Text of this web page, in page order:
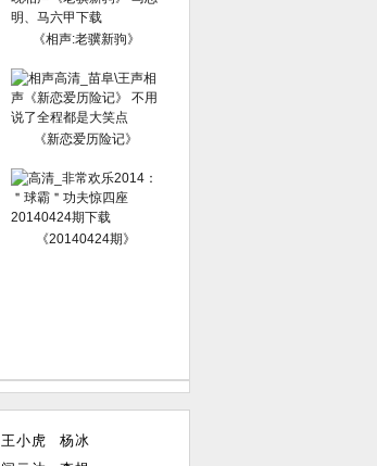
《相声:老骥新驹》
《新恋爱历险记》
《20140424期》
王小虎
杨冰